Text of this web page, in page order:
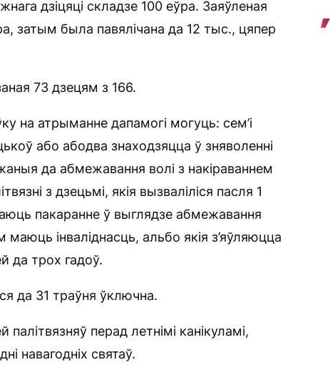
дзіцяці складзе 100 еўра. Заяўленая
затым была павялічана да 12 тыс., цяпер
73 дзецям з 166.
на атрыманне дапамогі могуць: сем’і
або абодва знаходзяцца ў зняволенні
да абмежавання волі з накіраваннем
з дзецьмі, якія вызваліліся пасля 1
пакаранне ў выглядзе абмежавання
інваліднасць, альбо якія з’яўляюцца
да трох гадоў.
да 31 траўня ўключна.
перад летнімі канікуламі,
навагодніх святаў.